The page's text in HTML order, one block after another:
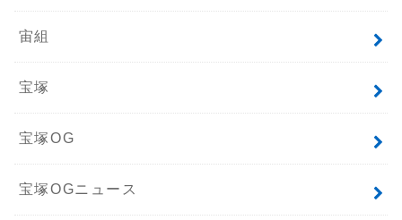
宙組
宝塚
宝塚OG
宝塚OGニュース